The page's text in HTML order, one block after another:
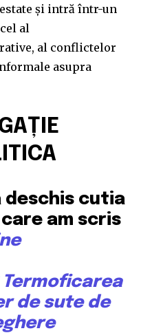
și intră într-un
al
al conflictelor
asupra
deschis cutia
am scris
de sute de